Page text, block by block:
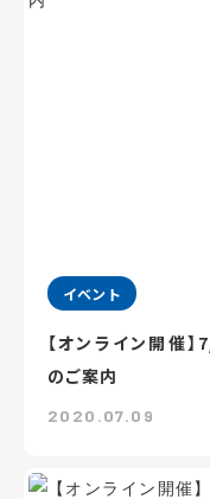
イベント
【オンライン開
のご案内
2020.07.09